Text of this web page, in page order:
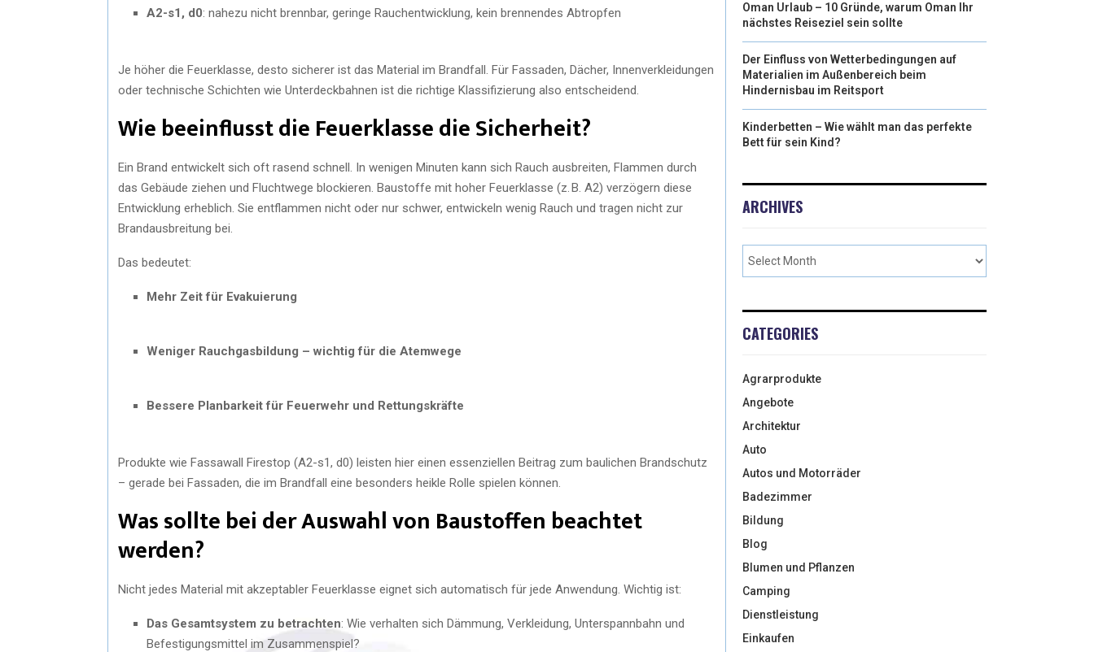
A2-s1, d0: nahezu nicht brennbar, geringe Rauchentwicklung, kein brennendes Abtropfen
Je höher die Feuerklasse, desto sicherer ist das Material im Brandfall. Für Fassaden, Dächer, Innenverkleidungen
oder technische Schichten wie Unterdeckbahnen ist die richtige Klassifizierung also entscheidend.
Wie beeinflusst die Feuerklasse die Sicherheit?
Ein Brand entwickelt sich oft rasend schnell. In wenigen Minuten kann sich Rauch ausbreiten, Flammen durch
das Gebäude ziehen und Fluchtwege blockieren. Baustoffe mit hoher Feuerklasse (z. B. A2) verzögern diese
Entwicklung erheblich. Sie entflammen nicht oder nur schwer, entwickeln wenig Rauch und tragen nicht zur
Brandausbreitung bei.
Das bedeutet:
Mehr Zeit für Evakuierung
Weniger Rauchgasbildung – wichtig für die Atemwege
Bessere Planbarkeit für Feuerwehr und Rettungskräfte
Produkte wie Fassawall Firestop (A2-s1, d0) leisten hier einen essenziellen Beitrag zum baulichen Brandschutz
– gerade bei Fassaden, die im Brandfall eine besonders heikle Rolle spielen können.
Was sollte bei der Auswahl von Baustoffen beachtet
werden?
Nicht jedes Material mit akzeptabler Feuerklasse eignet sich automatisch für jede Anwendung. Wichtig ist:
Das Gesamtsystem zu betrachten: Wie verhalten sich Dämmung, Verkleidung, Unterspannbahn und
Befestigungsmittel im Zusammenspiel?
Oman Urlaub – 10 Gründe, warum Oman Ihr
nächstes Reiseziel sein sollte
Der Einfluss von Wetterbedingungen auf
Materialien im Außenbereich beim
Hindernisbau im Reitsport
Kinderbetten – Wie wählt man das perfekte
Bett für sein Kind?
ARCHIVES
CATEGORIES
Agrarprodukte
Angebote
Architektur
Auto
Autos und Motorräder
Badezimmer
Bildung
Blog
Blumen und Pflanzen
Camping
Dienstleistung
Einkaufen